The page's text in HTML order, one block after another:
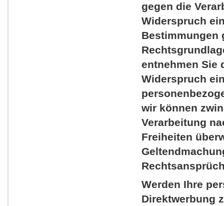
gegen die
Widerspruch
Bestimmungen
entnehmen Sie
Widerspruch
wir können
Verarbeitung
Freiheiten
Werden Ihre
Direktwerbung